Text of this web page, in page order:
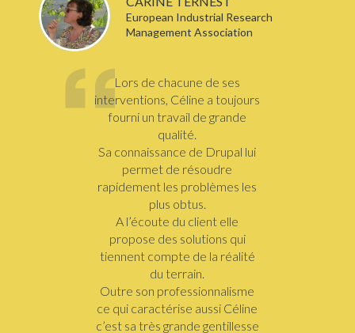
European Industrial Research
Management Association
Lors de chacune de ses
interventions, Céline a toujours
fourni un travail de grande
qualité.
Sa connaissance de Drupal lui
permet de résoudre
rapidement les problèmes les
plus obtus.
A l’écoute du client elle
propose des solutions qui
tiennent compte de la réalité
du terrain.
Outre son professionnalisme
ce qui caractérise aussi Céline
c’est sa très grande gentillesse